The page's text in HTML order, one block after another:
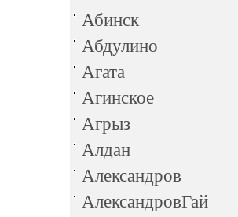
Абинск
Абдулино
Агата
Агинское
Агрыз
Алдан
Александров
АлександровГай